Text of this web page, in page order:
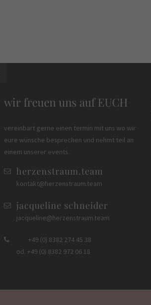
wir freuen uns auf EUCH
vereinbart gerne einen termin mit uns wo wir
eure wünsche besprechen und nehmt teil an
einem unserer events.
herzenstraum.team
kontakt@herzenstraum.team
jacqueline schneider
jacqueline@herzenstraum.team
+49 (0) 8382 274 45 38
od. +49 (0) 8382 972 06 18